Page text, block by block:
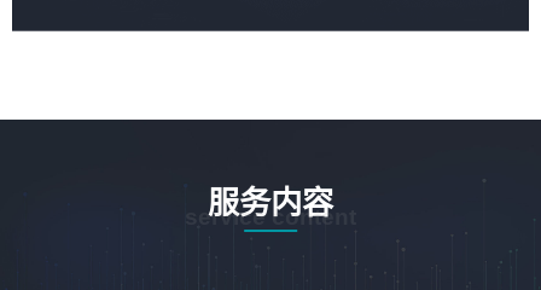
服务内容
service content